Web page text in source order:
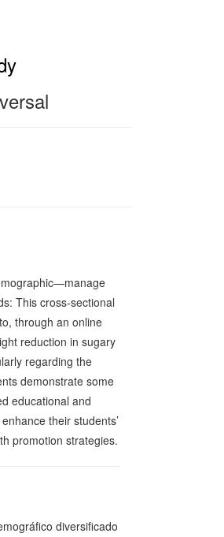
This cross-sectional
through an online
reduction in sugary
regarding the
demonstrate some
educational and
their students’
promotion strategies.
diversificado